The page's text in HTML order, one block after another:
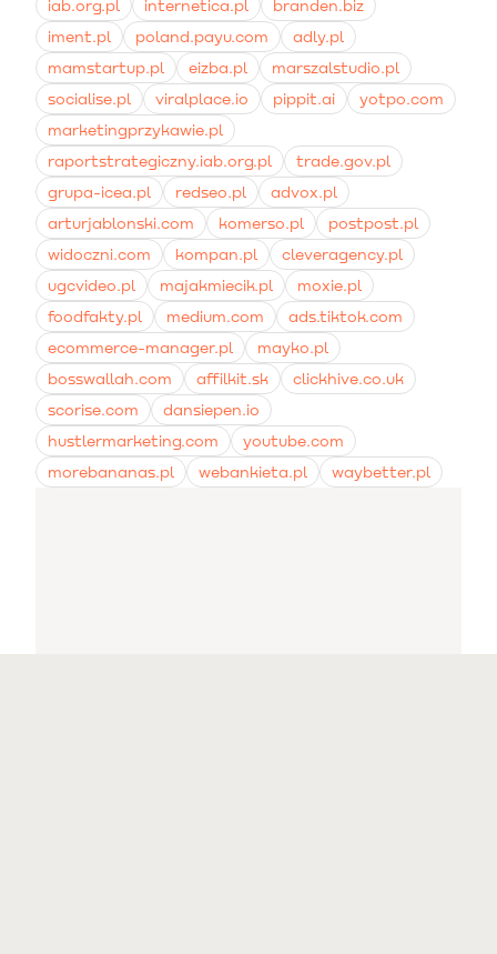
iab.org.pl internetica.pl
branden.biz
iment.pl
poland.payu.com
adly.pl
mamstartup.pl
eizba.pl
marszalstudio.pl
socialise.pl
viralplace.io pippit.ai
yotpo.com
marketingprzykawie.pl
raportstrategiczny.iab.org.pl
trade.gov.pl
grupa-icea.pl
redseo.pl
advox.pl
arturjablonski.com
komerso.pl
postpost.pl
widoczni.com
kompan.pl
cleveragency.pl
ugcvideo.pl
majakmiecik.pl
moxie.pl
foodfakty.pl
medium.com
ads.tiktok.com
ecommerce-manager.pl
mayko.pl
bosswallah.com
affilkit.sk
clickhive.co.uk
scorise.com
dansiepen.io
hustlermarketing.com
youtube.com
morebananas.pl
webankieta.pl waybetter.pl